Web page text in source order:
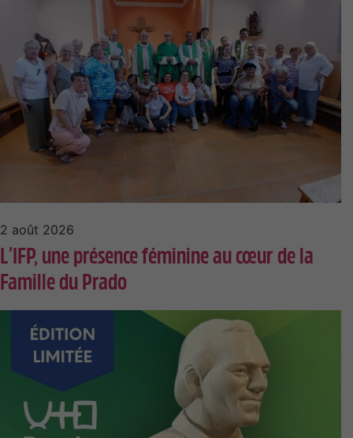
2 août 2026
L’IFP, une présence féminine au cœur de la
Famille du Prado